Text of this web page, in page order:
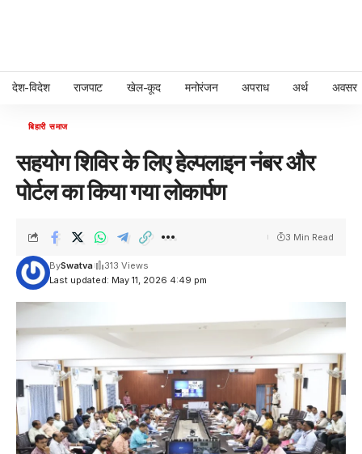
देश-विदेश राजपाट खेल-कूद मनोरंजन अपराध अर्थ अवसर
बिहारी समाज
सहयोग शिविर के लिए हेल्पलाइन नंबर और
पोर्टल का किया गया लोकार्पण
Last updated: May 11, 2026 4:49 pm
BySwatva 313 Views
3 Min Read